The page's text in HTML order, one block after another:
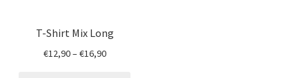
T-Shirt Mix Long
€12,90–€16,90